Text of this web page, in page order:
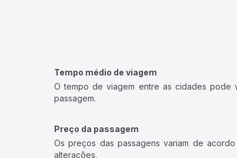
Tempo médio de viagem
O tempo de viagem entre as cidades pode
passagem.
Preço da passagem
Os preços das passagens variam de
alterações.